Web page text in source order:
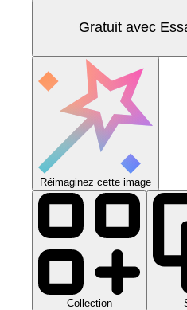
Gratuit avec
Réimaginez cette image
Collection